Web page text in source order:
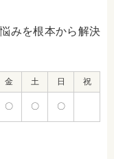
みを根本から解決
金 土 日 祝
〇 〇 〇